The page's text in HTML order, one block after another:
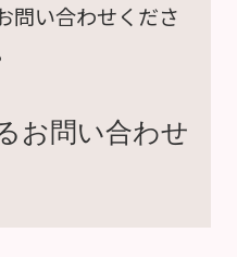
問い合わせくださ
お問い合わせ